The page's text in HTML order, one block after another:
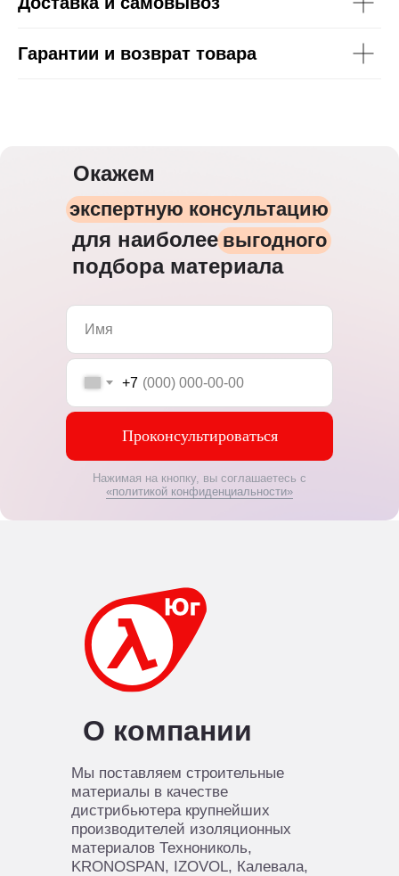
Гарантии и возврат товара
экспертную консультацию
выгодного
Окажем
для наиболее
подбора материала
+7
Проконсультироваться
Нажимая на кнопку, вы соглашаетесь с
«политикой конфиденциальности»
О компании
Мы поставляем строительные
материалы в качестве
дистрибьютера крупнейших
производителей изоляционных
материалов Технониколь,
KRONOSPAN, IZOVOL, Калевала,